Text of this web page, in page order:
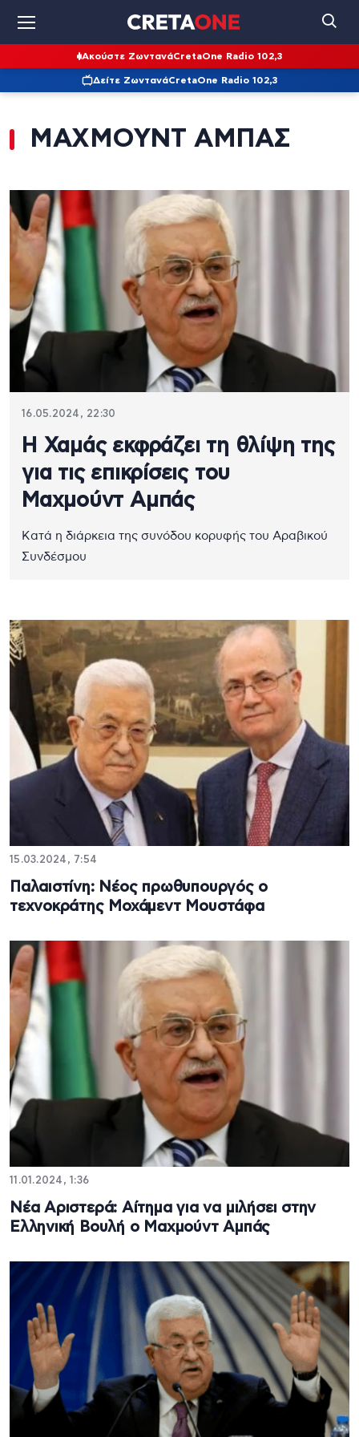
Ακούστε ΖωντανάCretaOne Radio 102,3
Δείτε ΖωντανάCretaOne Radio 102,3
ΜΑΧΜΟΥΝΤ ΑΜΠΑΣ
16.05.2024, 22:30
Η Χαμάς εκφράζει τη θλίψη της
για τις επικρίσεις του
Μαχμούντ Αμπάς
Κατά η διάρκεια της συνόδου κορυφής του Αραβικού
Συνδέσμου
15.03.2024, 7:54
Παλαιστίνη: Νέος πρωθυπουργός ο
τεχνοκράτης Μοχάμεντ Μουστάφα
11.01.2024, 1:36
Νέα Αριστερά: Αίτημα για να μιλήσει στην
Ελληνική Βουλή ο Μαχμούντ Αμπάς